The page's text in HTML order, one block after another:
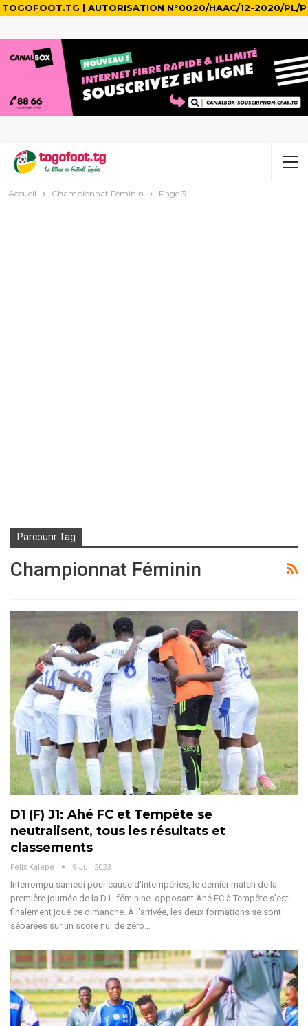
TOGOFOOT.TG | AUTORISATION N°0020/HAAC/12-2020/PL/P
Accueil Championnat Féminin Page 3
Parcourir Tag
Championnat Féminin
D1 (F) J1: Ahé FC et Tempête se
neutralisent, tous les résultats et
classements
Felix Kalepe 9 Juil 2023
Interrompu samedi pour cause d'intempéries, le dernier match de la
première journée de la D1- féminine opposant Ahé FC à Tempête s'est
finalement joué ce dimanche. À l'arrivée, les deux formations se sont
séparées sur un score nul de zéro…